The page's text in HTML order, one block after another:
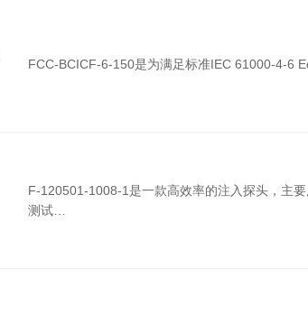
FCC-BCICF-6-150是为满足标准IEC 61000-4-6
F-120501-1008-1是一款高效率的注入探头，主
测试…